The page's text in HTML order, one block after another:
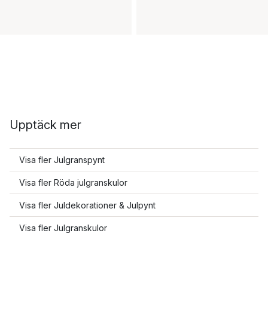
Upptäck mer
Visa fler Julgranspynt
Visa fler Röda julgranskulor
Visa fler Juldekorationer & Julpynt
Visa fler Julgranskulor